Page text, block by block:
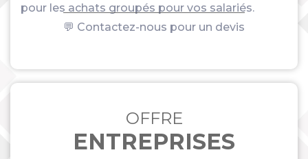
pour les achats groupés pour vos salariés.
💬 Contactez-nous pour un devis
OFFRE
ENTREPRISES